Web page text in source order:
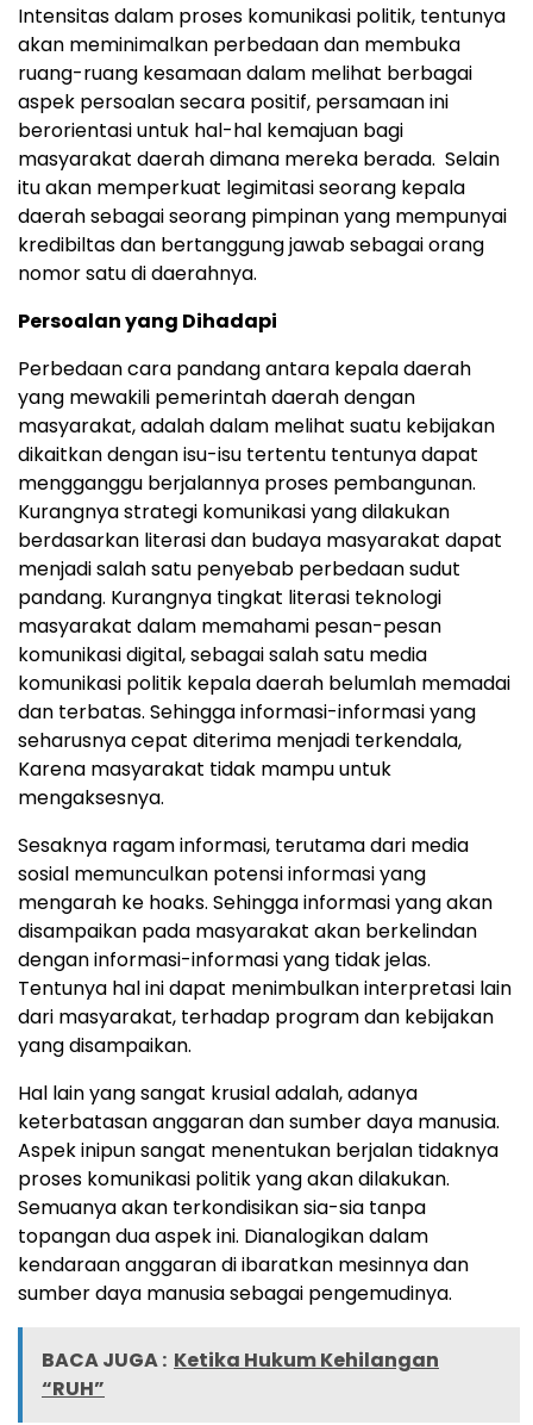
Intensitas dalam proses komunikasi politik, tentunya
akan meminimalkan perbedaan dan membuka
ruang-ruang kesamaan dalam melihat berbagai
aspek persoalan secara positif, persamaan ini
berorientasi untuk hal-hal kemajuan bagi
masyarakat daerah dimana mereka berada. Selain
itu akan memperkuat legimitasi seorang kepala
daerah sebagai seorang pimpinan yang mempunyai
kredibiltas dan bertanggung jawab sebagai orang
nomor satu di daerahnya.
Persoalan yang Dihadapi
Perbedaan cara pandang antara kepala daerah
yang mewakili pemerintah daerah dengan
masyarakat, adalah dalam melihat suatu kebijakan
dikaitkan dengan isu-isu tertentu tentunya dapat
mengganggu berjalannya proses pembangunan.
Kurangnya strategi komunikasi yang dilakukan
berdasarkan literasi dan budaya masyarakat dapat
menjadi salah satu penyebab perbedaan sudut
pandang. Kurangnya tingkat literasi teknologi
masyarakat dalam memahami pesan-pesan
komunikasi digital, sebagai salah satu media
komunikasi politik kepala daerah belumlah memadai
dan terbatas. Sehingga informasi-informasi yang
seharusnya cepat diterima menjadi terkendala,
Karena masyarakat tidak mampu untuk
mengaksesnya.
Sesaknya ragam informasi, terutama dari media
sosial memunculkan potensi informasi yang
mengarah ke hoaks. Sehingga informasi yang akan
disampaikan pada masyarakat akan berkelindan
dengan informasi-informasi yang tidak jelas.
Tentunya hal ini dapat menimbulkan interpretasi lain
dari masyarakat, terhadap program dan kebijakan
yang disampaikan.
Hal lain yang sangat krusial adalah, adanya
keterbatasan anggaran dan sumber daya manusia.
Aspek inipun sangat menentukan berjalan tidaknya
proses komunikasi politik yang akan dilakukan.
Semuanya akan terkondisikan sia-sia tanpa
topangan dua aspek ini. Dianalogikan dalam
kendaraan anggaran di ibaratkan mesinnya dan
sumber daya manusia sebagai pengemudinya.
BACA JUGA : Ketika Hukum Kehilangan
“RUH”